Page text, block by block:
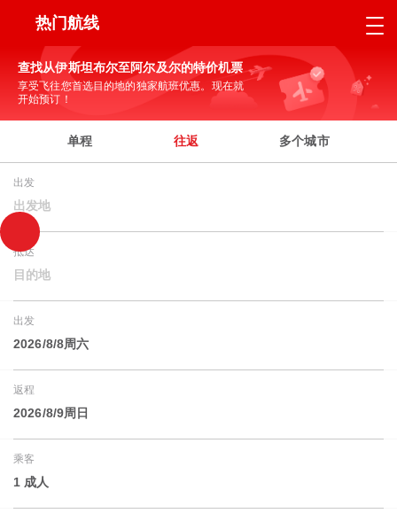
热门航线
查找从伊斯坦布尔至阿尔及尔的特价机票
享受飞往您首选目的地的独家航班优惠。现在就
开始预订！
单程 往返 多个城市
出发
出发地
抵达
目的地
出发
2026/8/8周六
返程
2026/8/9周日
乘客
1 成人